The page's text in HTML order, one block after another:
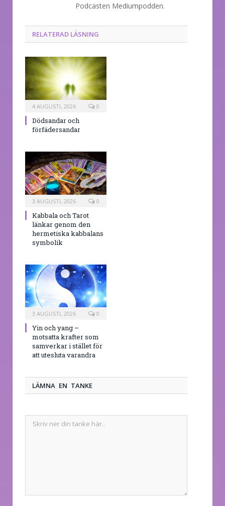
Podcasten Mediumpodden.
RELATERAD LÄSNING
4 AUGUSTI, 2026 0
Dödsandar och
förfädersandar
3 AUGUSTI, 2026 0
Kabbala och Tarot
länkar genom den
hermetiska kabbalans
symbolik
3 AUGUSTI, 2026 0
Yin och yang –
motsatta krafter som
samverkar i stället för
att utesluta varandra
LÄMNA EN TANKE